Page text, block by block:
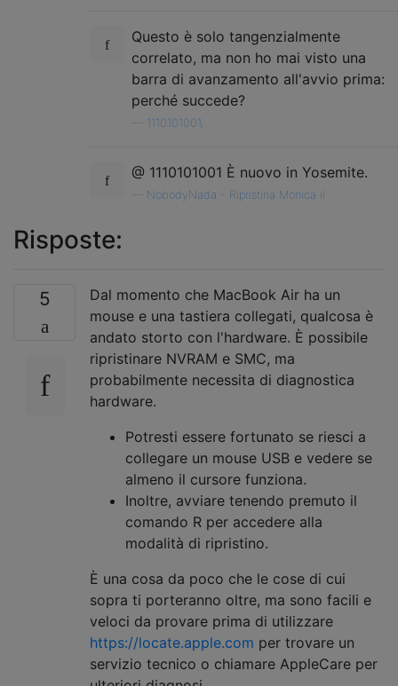
Questo è solo tangenzialmente
correlato, ma non ho mai visto una
barra di avanzamento all'avvio prima:
perché succede?
1110101001,
@ 1110101001 È nuovo in Yosemite.
NobodyNada - Ripristina Monica il
Risposte:
5
Dal momento che MacBook Air ha un
mouse e una tastiera collegati, qualcosa è
andato storto con l'hardware. È possibile
ripristinare NVRAM e SMC, ma
probabilmente necessita di diagnostica
hardware.
Potresti essere fortunato se riesci a
collegare un mouse USB e vedere se
almeno il cursore funziona.
Inoltre, avviare tenendo premuto il
comando R per accedere alla
modalità di ripristino.
È una cosa da poco che le cose di cui
sopra ti porteranno oltre, ma sono facili e
veloci da provare prima di utilizzare
https://locate.apple.com per trovare un
servizio tecnico o chiamare AppleCare per